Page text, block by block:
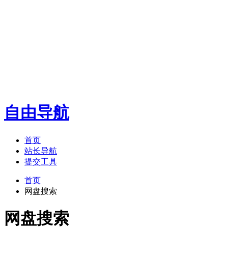
自由导航
首页
站长导航
提交工具
首页
网盘搜索
网盘搜索